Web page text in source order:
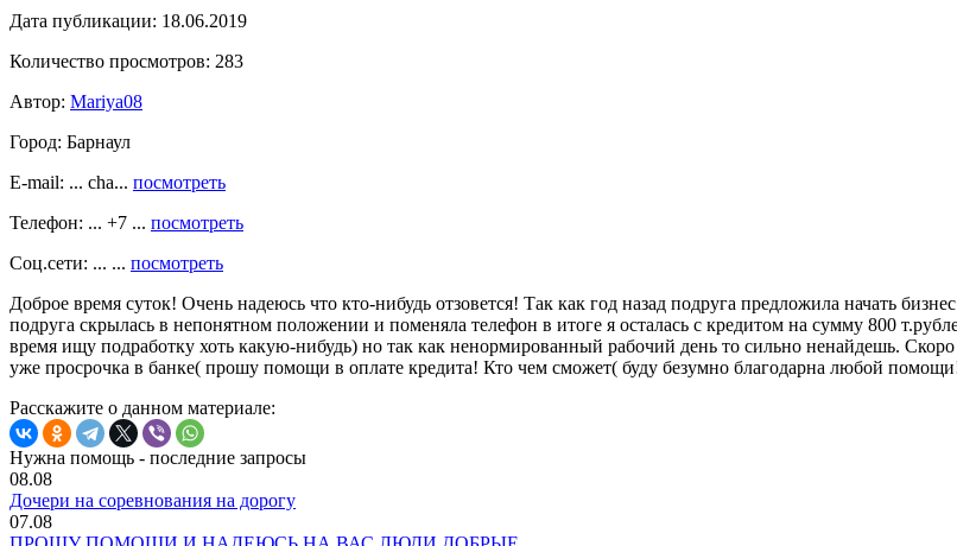
Дата публикации: 18.06.2019
Количество просмотров: 283
Автор: Mariya08
Город: Барнаул
E-mail: ... cha... посмотреть
Телефон: ... +7 ... посмотреть
Соц.сети: ... ... посмотреть
Доброе время суток! Очень надеюсь что кто-нибудь отзовется! Так как год назад подруга предложила начать
подруга скрылась в непонятном положении и поменяла телефон в итоге я осталась с кредитом на сумму 800
время ищу подработку хоть какую-нибудь) но так как ненормированный рабочий день то сильно ненайдешь.
уже просрочка в банке( прошу помощи в оплате кредита! Кто чем сможет( буду безумно благодарна любой
Расскажите о данном материале:
Нужна помощь - последние запросы
08.08
Дочери на соревнования на дорогу
07.08